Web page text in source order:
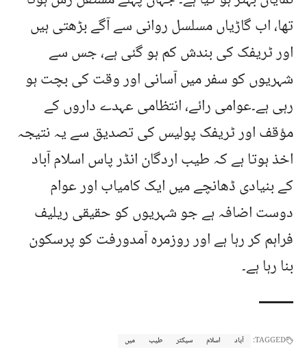
تھا، اب گاڑیاں مسلسل روانی سے آگے بڑھتی ہیں
اور ٹریفک کی بندش کم ہو گئی ہے، جس سے
شہریوں کو سفر میں آسانی اور وقت کی بچت ہو
رہی ہے۔عوامی رائے، انتظامی عہدے داروں کے
مؤقف اور ٹریفک پولیس کی تصدیق سے یہ نتیجہ
اخذ ہوتا ہے کہ طیب اردگان انڈر پاس اسلام آباد
کے بنیادی ڈھانچے میں ایک کامیاب اور عوام
دوست اضافہ ہے جو شہریوں کو حقیقی ریلیف
فراہم کر رہا ہے اور روزمرہ آمدورفت کو پرسکون
بنا رہا ہے۔
TAGGED: آباد اسلام سیکٹر طیب میں